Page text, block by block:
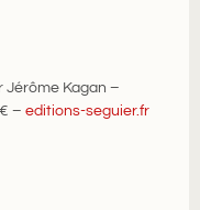
Jérôme Kagan –
–editions-seguier.fr